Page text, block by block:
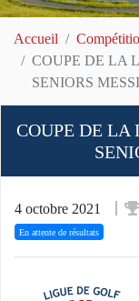
Accueil
COUPE DE LA
SENIORS
COUPE DE LA
4 octobre 2021
En attente de résultats